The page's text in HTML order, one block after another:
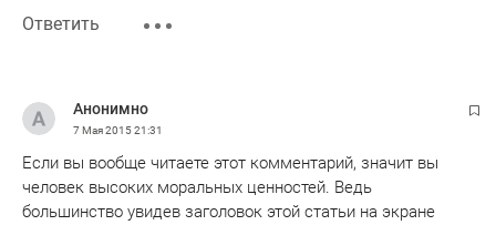
Ответить
Анонимно
7 Мая 201521:31
Если вы вообще читаете этот комментарий, значит вы
человек высоких моральных ценностей. Ведь
большинство увидев заголовок этой статьи на экране